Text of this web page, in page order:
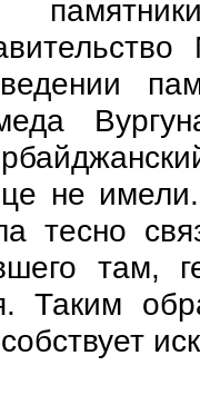
не
тесно
там,
Таким